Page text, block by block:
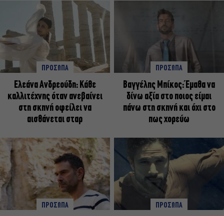
ΠΡΟΣΩΠΑ
Ελεάνα Ανδρεούδη: Κάθε
καλλιτέχνης όταν ανεβαίνει
στη σκηνή οφείλει να
αισθάνεται σταρ
ΠΡΟΣΩΠΑ
Βαγγέλης Μπίκος: Έμαθα να
δίνω αξία στο ποιος είμαι
πάνω στη σκηνή και όχι στο
πως χορεύω
ΠΡΟΣΩΠΑ ΠΡΟΣΩΠΑ